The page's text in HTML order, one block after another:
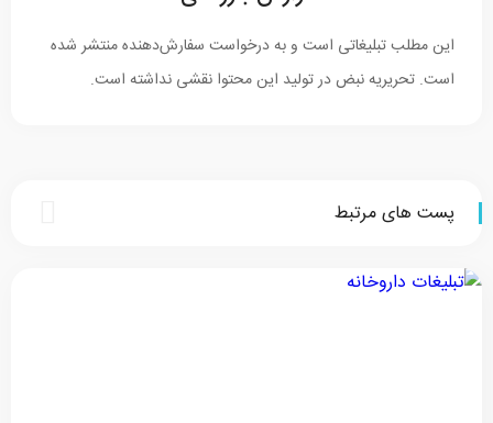
این مطلب تبلیغاتی است و به درخواست سفارش‌دهنده منتشر شده
است. تحریریه نبض در تولید این محتوا نقشی نداشته است.
پست های مرتبط